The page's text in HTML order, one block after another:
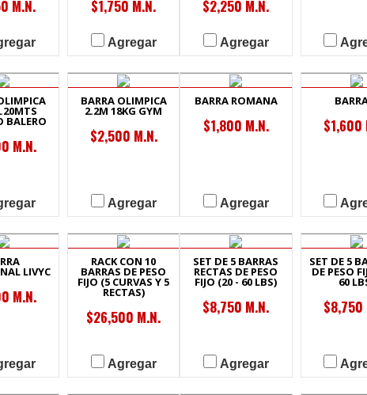
M.N. $1,750 M.N.
Agregar
$2,250 M.N.
Agregar
BALERO
M.N.
BARRA OLIMPICA
2.2M 18KG GYM
$2,500 M.N.
Agregar
BARRA ROMANA
$1,800 M.N.
Agregar
$1,600
LIVYC
M.N.
RACK CON 10
BARRAS DE PESO
FIJO (5 CURVAS Y 5
RECTAS)
$26,500 M.N.
Agregar
SET DE 5 BARRAS
RECTAS DE PESO
FIJO (20 - 60 LBS)
$8,750 M.N.
Agregar
SET DE 5
DE PESO
60
$8,750